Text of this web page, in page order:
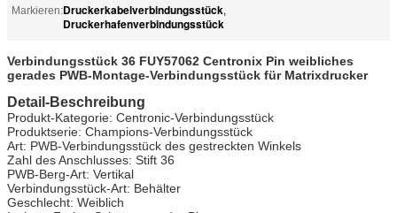
Markieren:Druckerkabelverbindungsstück,
Druckerhafenverbindungsstück
Verbindungsstück 36 FUY57062 Centronix Pin weibliches
gerades PWB-Montage-Verbindungsstück für Matrixdrucker
Detail-Beschreibung
Produkt-Kategorie: Centronic-Verbindungsstück
Produktserie: Champions-Verbindungsstück
Art: PWB-Verbindungsstück des gestreckten Winkels
Zahl des Anschlusses: Stift 36
PWB-Berg-Art: Vertikal
Verbindungsstück-Art: Behälter
Geschlecht: Weiblich